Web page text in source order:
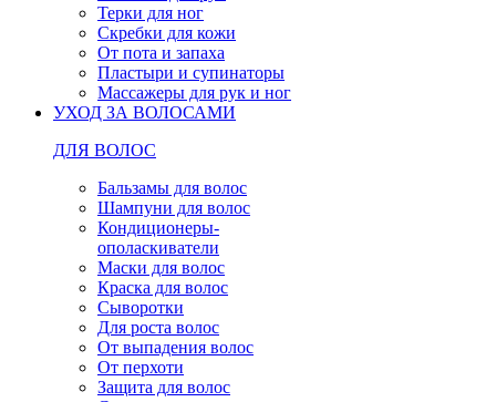
Терки для ног
Скребки для кожи
От пота и запаха
Пластыри и супинаторы
Массажеры для рук и ног
УХОД ЗА ВОЛОСАМИ
ДЛЯ ВОЛОС
Бальзамы для волос
Шампуни для волос
Кондиционеры-
ополаскиватели
Маски для волос
Краска для волос
Сыворотки
Для роста волос
От выпадения волос
От перхоти
Защита для волос